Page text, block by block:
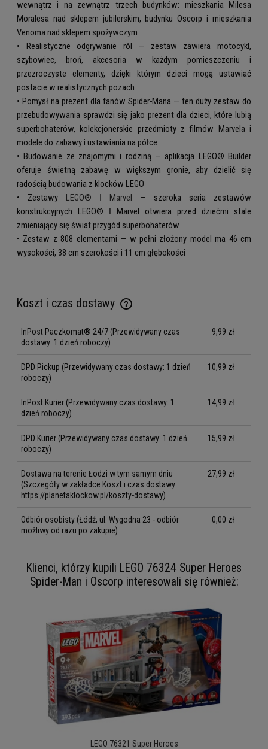
wewnątrz i na zewnątrz trzech budynków: mieszkania Milesa
Moralesa nad sklepem jubilerskim, budynku Oscorp i mieszkania
Venoma nad sklepem spożywczym
• Realistyczne odgrywanie ról — zestaw zawiera motocykl,
szybowiec, broń, akcesoria w każdym pomieszczeniu i
przezroczyste elementy, dzięki którym dzieci mogą ustawiać
postacie w realistycznych pozach
• Pomysł na prezent dla fanów Spider-Mana — ten duży zestaw do
przebudowywania sprawdzi się jako prezent dla dzieci, które lubią
superbohaterów, kolekcjonerskie przedmioty z filmów Marvela i
modele do zabawy i ustawiania na półce
• Budowanie ze znajomymi i rodziną — aplikacja LEGO® Builder
oferuje świetną zabawę w większym gronie, aby dzielić się
radością budowania z klocków LEGO
• Zestawy LEGO® ǀ Marvel — szeroka seria zestawów
konstrukcyjnych LEGO® ǀ Marvel otwiera przed dziećmi stale
zmieniający się świat przygód superbohaterów
• Zestaw z 808 elementami — w pełni złożony model ma 46 cm
wysokości, 38 cm szerokości i 11 cm głębokości
Koszt i czas dostawy
Cena nie zawiera ewentualnych kosztów płatności
InPost Paczkomat® 24/7 (Przewidywany czas
dostawy: 1 dzień roboczy)
9,99 zł
DPD Pickup (Przewidywany czas dostawy: 1 dzień
roboczy)
10,99 zł
InPost Kurier (Przewidywany czas dostawy: 1
dzień roboczy)
14,99 zł
DPD Kurier (Przewidywany czas dostawy: 1 dzień
roboczy)
15,99 zł
Dostawa na terenie Łodzi w tym samym dniu
(Szczegóły w zakładce Koszt i czas dostawy
https://planetaklockow.pl/koszty-dostawy)
27,99 zł
Odbiór osobisty (Łódź, ul. Wygodna 23 - odbiór
możliwy od razu po zakupie)
0,00 zł
Klienci, którzy kupili LEGO 76324 Super Heroes
Spider-Man i Oscorp interesowali się również:
LEGO 76321 Super Heroes